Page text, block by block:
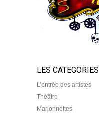
LES CATEGORIES
L’entrée des artistes
Théâtre
Marionnettes